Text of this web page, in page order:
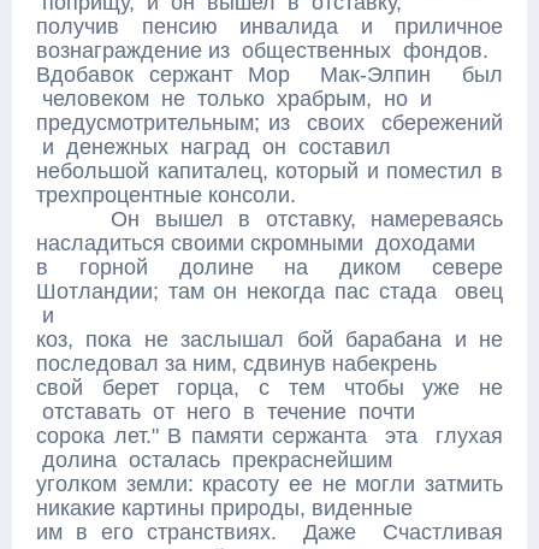
получив пенсию инвалида и приличное
вознаграждение из общественных фондов.
Вдобавок сержант Мор Мак-Элпин был
человеком не только храбрым, но и
предусмотрительным; из своих сбережений
и денежных наград он составил
небольшой капиталец, который и поместил в
трехпроцентные консоли.
Он вышел в отставку, намереваясь
насладиться своими скромными доходами
в горной долине на диком севере
Шотландии; там он некогда пас стада овец
и
коз, пока не заслышал бой барабана и не
последовал за ним, сдвинув набекрень
свой берет горца, с тем чтобы уже не
отставать от него в течение почти
сорока лет." В памяти сержанта эта глухая
долина осталась прекраснейшим
уголком земли: красоту ее не могли затмить
никакие картины природы, виденные
им в его странствиях. Даже Счастливая